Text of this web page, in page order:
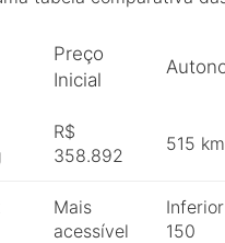
Preço
Inicial
R$
358.892
515 km
Mais
acessível
150